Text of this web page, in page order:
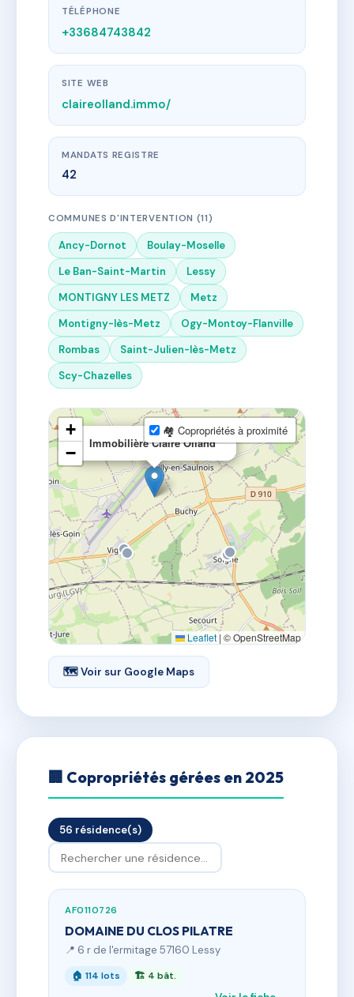
TÉLÉPHONE
+33684743842
SITE WEB
claireolland.immo/
MANDATS REGISTRE
42
COMMUNES D'INTERVENTION (11)
Ancy-Dornot
Boulay-Moselle
Le Ban-Saint-Martin
Lessy
MONTIGNY LES METZ
Metz
Montigny-lès-Metz
Ogy-Montoy-Flanville
Rombas
Saint-Julien-lès-Metz
Scy-Chazelles
Immobilière Claire Olland
×
+
−
🏘 Copropriétés à proximité
Leaflet | © OpenStreetMap
🗺 Voir sur Google Maps
🏢 Copropriétés gérées en 2025
56 résidence(s)
AF0110726
DOMAINE DU CLOS PILATRE
📍 6 r de l'ermitage 57160 Lessy
🏠 114 lots 🏗 4 bât.